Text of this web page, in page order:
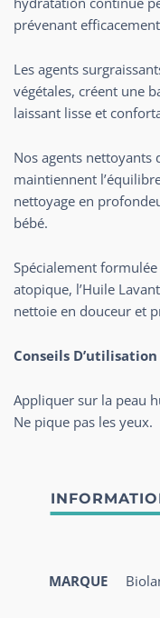
prévenant
Les agents
végétales, créent une
laissant lisse et
Nos agents nettoyants
maintiennent
nettoyage en
bébé.
Spécialement
atopique, l’Huile
nettoie en douceur et
Conseils D’utilisation
Appliquer sur la peau
Ne pique pas les yeux.
MARQUE